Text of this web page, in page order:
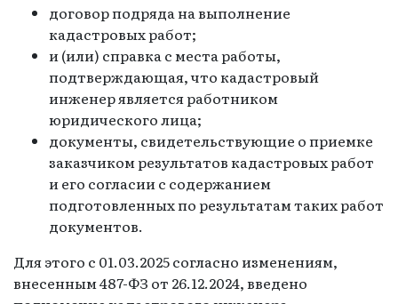
договор подряда на выполнение
кадастровых работ;
и (или) справка с места работы,
подтверждающая, что кадастровый
инженер является работником
юридического лица;
документы, свидетельствующие о приемке
заказчиком результатов кадастровых работ
и его согласии с содержанием
подготовленных по результатам таких работ
документов.
Для этого с 01.03.2025 согласно изменениям,
внесенным 487-ФЗ от 26.12.2024, введено